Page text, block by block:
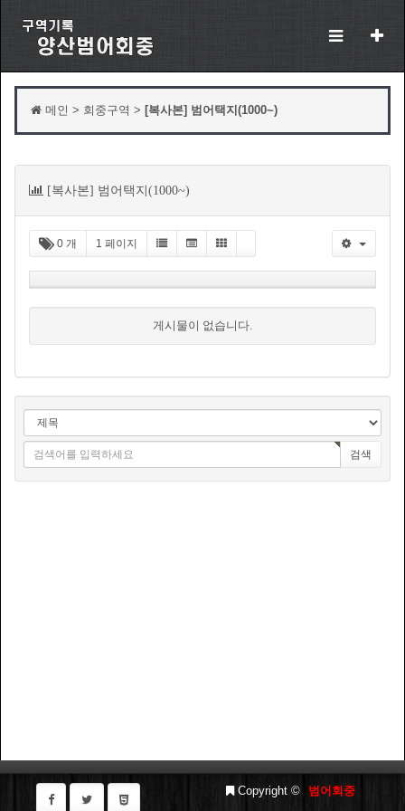
메인 > 회중구역 > [복사본] 범어택지(1000~)
[복사본] 범어택지(1000~)
0 개 1 페이지
게시물이 없습니다.
검색
Copyright © 범어회중